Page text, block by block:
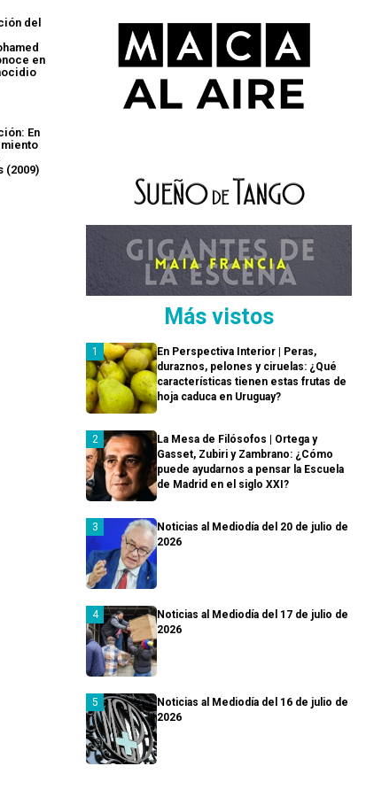
del
en
En
(2009)
Más vistos
En Perspectiva Interior | Peras,
duraznos, pelones y ciruelas: ¿Qué
características tienen estas frutas de
hoja caduca en Uruguay?
La Mesa de Filósofos | Ortega y
Gasset, Zubiri y Zambrano: ¿Cómo
puede ayudarnos a pensar la Escuela
de Madrid en el siglo XXI?
Noticias al Mediodía del 20 de julio de
2026
Noticias al Mediodía del 17 de julio de
2026
Noticias al Mediodía del 16 de julio de
2026